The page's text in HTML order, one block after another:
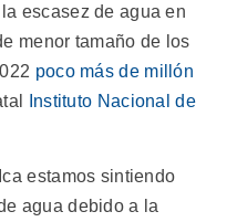
escasez de agua en
menor tamaño de los
poco más de millón
Instituto Nacional de
estamos sintiendo
agua debido a la